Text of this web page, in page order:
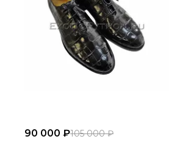
90 000 ₽105 000 ₽